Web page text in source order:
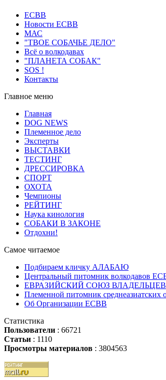
ECВB
Новости ЕСВВ
МАС
"ТВОЕ СОБАЧЬЕ ДЕЛО"
Всё о волкодавах
"ПЛАНЕТА СОБАК"
SOS !
Контакты
Главное меню
Главная
DOG NEWS
Племенное дело
Эксперты
ВЫСТАВКИ
ТЕСТИНГ
ДРЕССИРОВКА
СПОРТ
ОХОТА
Чемпионы
РЕЙТИНГ
Наука кинология
СОБАКИ В ЗАКОНЕ
Отдохни!
Самое читаемое
Подбираем кличку АЛАБАЮ
Центральный питомник волкодавов
ЕВРАЗИЙСКИЙ СОЮЗ
Племенной питомник
Об Организации ЕСВВ
Статистика
Пользователи : 66721
Статьи : 1110
Просмотры материалов : 3804563